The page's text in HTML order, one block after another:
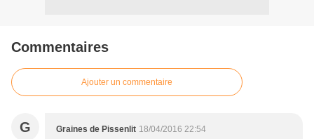
Commentaires
Ajouter un commentaire
G Graines de Pissenlit 18/04/2016 22:54